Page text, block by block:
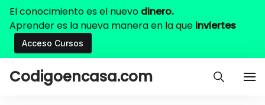
El conocimiento es el nuevo dinero.
Aprender es la nueva manera en la que inviertes
Acceso Cursos
Codigoencasa.com